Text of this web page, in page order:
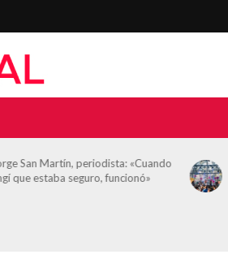
San Martín, periodista: «Cuando
que estaba seguro, funcionó»